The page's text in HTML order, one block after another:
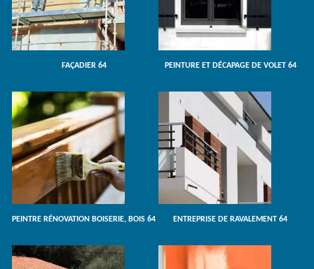
FAÇADIER 64 PEINTURE ET DÉCAPAGE DE VOLET 64
PEINTRE RÉNOVATION BOISERIE, BOIS 64 ENTREPRISE DE RAVALEMENT 64